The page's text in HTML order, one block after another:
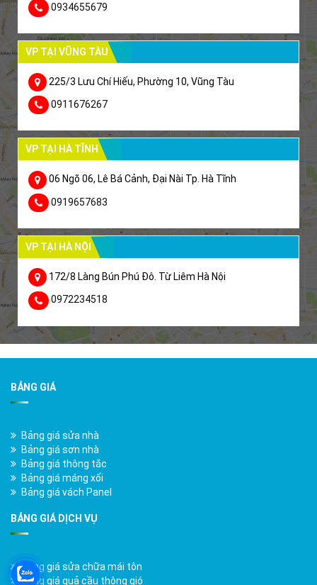
0934655679
VP TẠI VŨNG TÀU
225/3 Lưu Chí Hiếu, Phường 10, Vũng Tàu
0911676267
VP TẠI HÀ TĨNH
06 Ngõ 06, Lê Bá Cảnh, Đại Nài Tp. Hà Tĩnh
0919657683
VP TẠI HÀ NỘI
172/8 Làng Bún Phú Đô. Từ Liêm Hà Nội
0972234518
BẢNG GIÁ
Bảng giá sửa nhà
Bảng giá sơn nhà
Bảng giá thông tắc
Bảng giá máng xối
Bảng giá vách Panel
BẢNG GIÁ DỊCH VỤ
Bảng giá sửa chữa mái tôn
Bảng giá quả cầu thông gió